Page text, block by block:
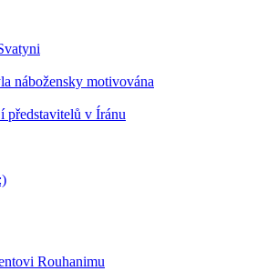
nábožensky motivována
představitelů v Íránu
Rouhanimu